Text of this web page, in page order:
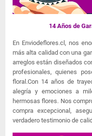
14 Años de
En Enviodeflores.cl, nos
más alta calidad con una
arreglos están diseñados
profesionales, quienes
floral.Con 14 años de
alegría y emociones a
hermosas flores. Nos
compra excepcional,
verdadero testimonio de